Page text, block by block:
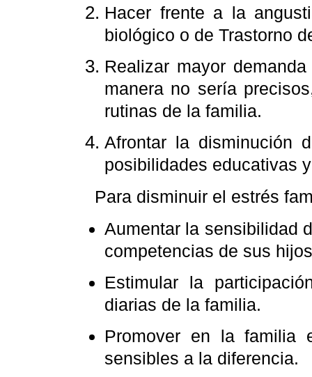
Hacer frente a la
biológico o de Trastorno
Realizar mayor
manera no sería
rutinas de la familia.
Afrontar la disminución
posibilidades educativas
Para disminuir el estrés
Aumentar la sensibilidad
competencias de sus
Estimular la
diarias de la familia.
Promover en la familia
sensibles a la diferencia.